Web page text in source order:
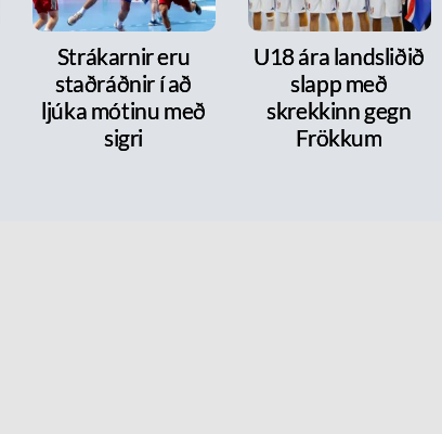
Strákarnir eru
staðráðnir í að
ljúka mótinu með
sigri
U18 ára landsliðið
slapp með
skrekkinn gegn
Frökkum